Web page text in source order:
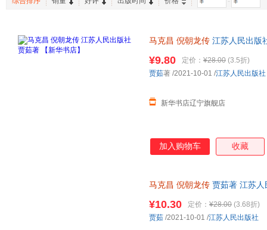
马克昌 倪朝龙传 江苏人民出版
¥9.80 定价： ¥28.00 (3.5折)
新华书店辽宁旗舰店
贾茹著 /2021-10-01 /江苏人民出版社
加入购物车 收藏
马克昌 倪朝龙传 贾茹著 江苏
¥10.30 定价： ¥28.00 (3.68折)
贾茹 /2021-10-01 /江苏人民出版社